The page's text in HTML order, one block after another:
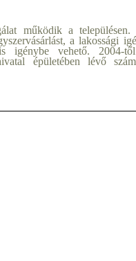
működik a
a lakossági
igénybe vehető. 2004-
épületében lévő